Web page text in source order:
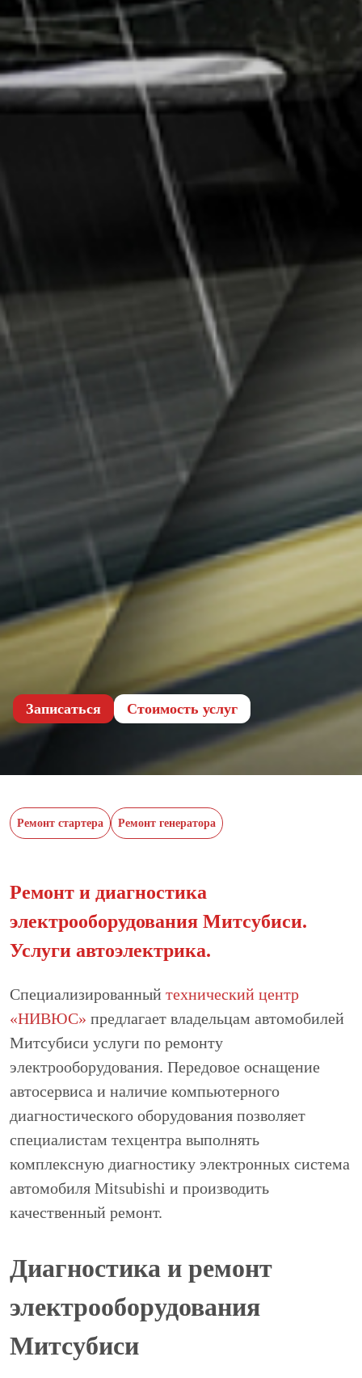
Записаться Cтоимость услуг
Ремонт стартера Ремонт генератора
Ремонт и диагностика
электрооборудования Митсубиси.
Услуги автоэлектрика.
Специализированный технический центр
«НИВЮС» предлагает владельцам автомобилей
Митсубиси услуги по ремонту
электрооборудования. Передовое оснащение
автосервиса и наличие компьютерного
диагностического оборудования позволяет
специалистам техцентра выполнять
комплексную диагностику электронных система
автомобиля Mitsubishi и производить
качественный ремонт.
Диагностика и ремонт
электрооборудования
Митсубиси